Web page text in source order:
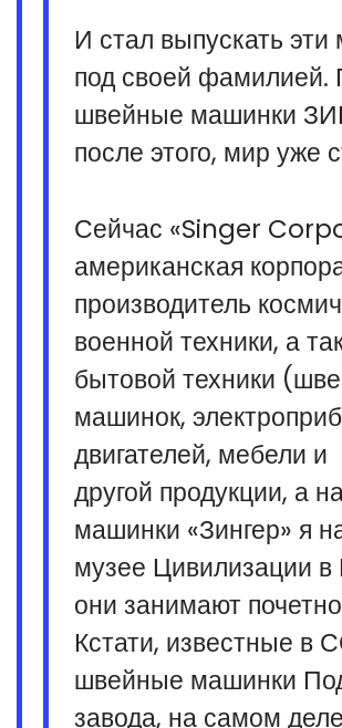
И стал выпускать
под своей фамилией.
швейные машинки
после этого, мир уже
Сейчас «Singer
американская
производитель
военной техники, а
бытовой техники
машинок,
двигателей, мебели и
другой продукции, а
машинки «Зингер» я
музее Цивилизации в
они занимают
Кстати, известные в
швейные машинки
завода, на самом